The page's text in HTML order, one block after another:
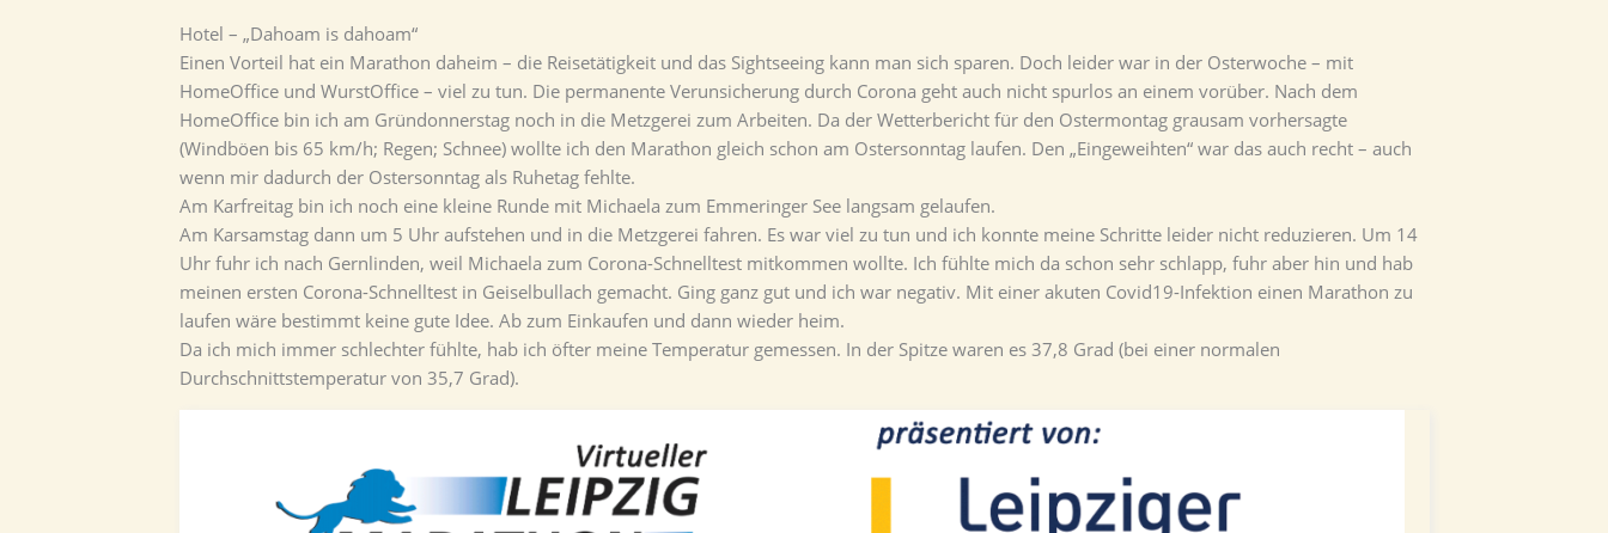
Hotel – „Dahoam is dahoam“
Einen Vorteil hat ein Marathon daheim – die Reisetätigkeit und das Sightseeing kann man sich sparen. Doch leider war in der Osterwoche – mit
HomeOffice und WurstOffice – viel zu tun. Die permanente Verunsicherung durch Corona geht auch nicht spurlos an einem vorüber. Nach dem
HomeOffice bin ich am Gründonnerstag noch in die Metzgerei zum Arbeiten. Da der Wetterbericht für den Ostermontag grausam vorhersagte
(Windböen bis 65 km/h; Regen; Schnee) wollte ich den Marathon gleich schon am Ostersonntag laufen. Den „Eingeweihten“ war das auch recht – auch
wenn mir dadurch der Ostersonntag als Ruhetag fehlte.
Am Karfreitag bin ich noch eine kleine Runde mit Michaela zum Emmeringer See langsam gelaufen.
Am Karsamstag dann um 5 Uhr aufstehen und in die Metzgerei fahren. Es war viel zu tun und ich konnte meine Schritte leider nicht reduzieren. Um 14
Uhr fuhr ich nach Gernlinden, weil Michaela zum Corona-Schnelltest mitkommen wollte. Ich fühlte mich da schon sehr schlapp, fuhr aber hin und hab
meinen ersten Corona-Schnelltest in Geiselbullach gemacht. Ging ganz gut und ich war negativ. Mit einer akuten Covid19-Infektion einen Marathon zu
laufen wäre bestimmt keine gute Idee. Ab zum Einkaufen und dann wieder heim.
Da ich mich immer schlechter fühlte, hab ich öfter meine Temperatur gemessen. In der Spitze waren es 37,8 Grad (bei einer normalen
Durchschnittstemperatur von 35,7 Grad).